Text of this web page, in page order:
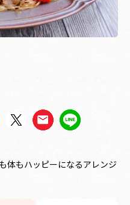
体もハッピーになるアレンジ